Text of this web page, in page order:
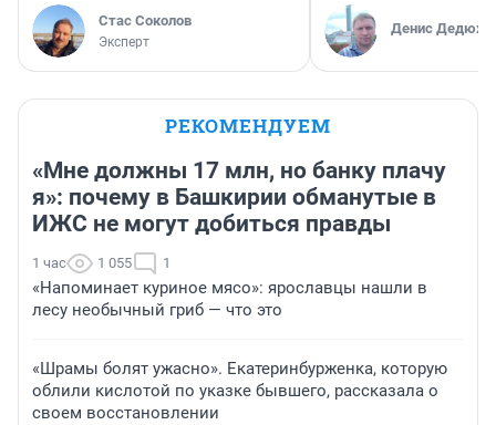
Стас Соколов
Эксперт
Денис
РЕКОМЕНДУЕМ
«Мне должны 17 млн, но банку плачу
я»: почему в Башкирии обманутые в
ИЖС не могут добиться правды
1 час 1 055 1
«Напоминает куриное мясо»: ярославцы нашли в
лесу необычный гриб — что это
«Шрамы болят ужасно». Екатеринбурженка, которую
облили кислотой по указке бывшего, рассказала о
своем восстановлении